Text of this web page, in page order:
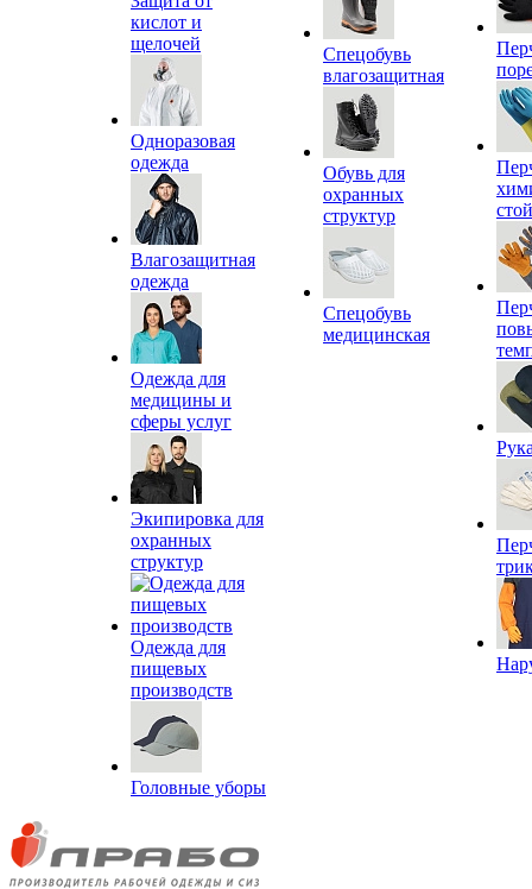
кислот и
щелочей
Одноразовая
одежда
Влагозащитная
одежда
Одежда для
медицины и
сферы услуг
Экипировка для
охранных
структур
Одежда для
пищевых
производств
Головные уборы
Спецобувь
влагозащитная
Обувь для
охранных
структур
Спецобувь
медицинская